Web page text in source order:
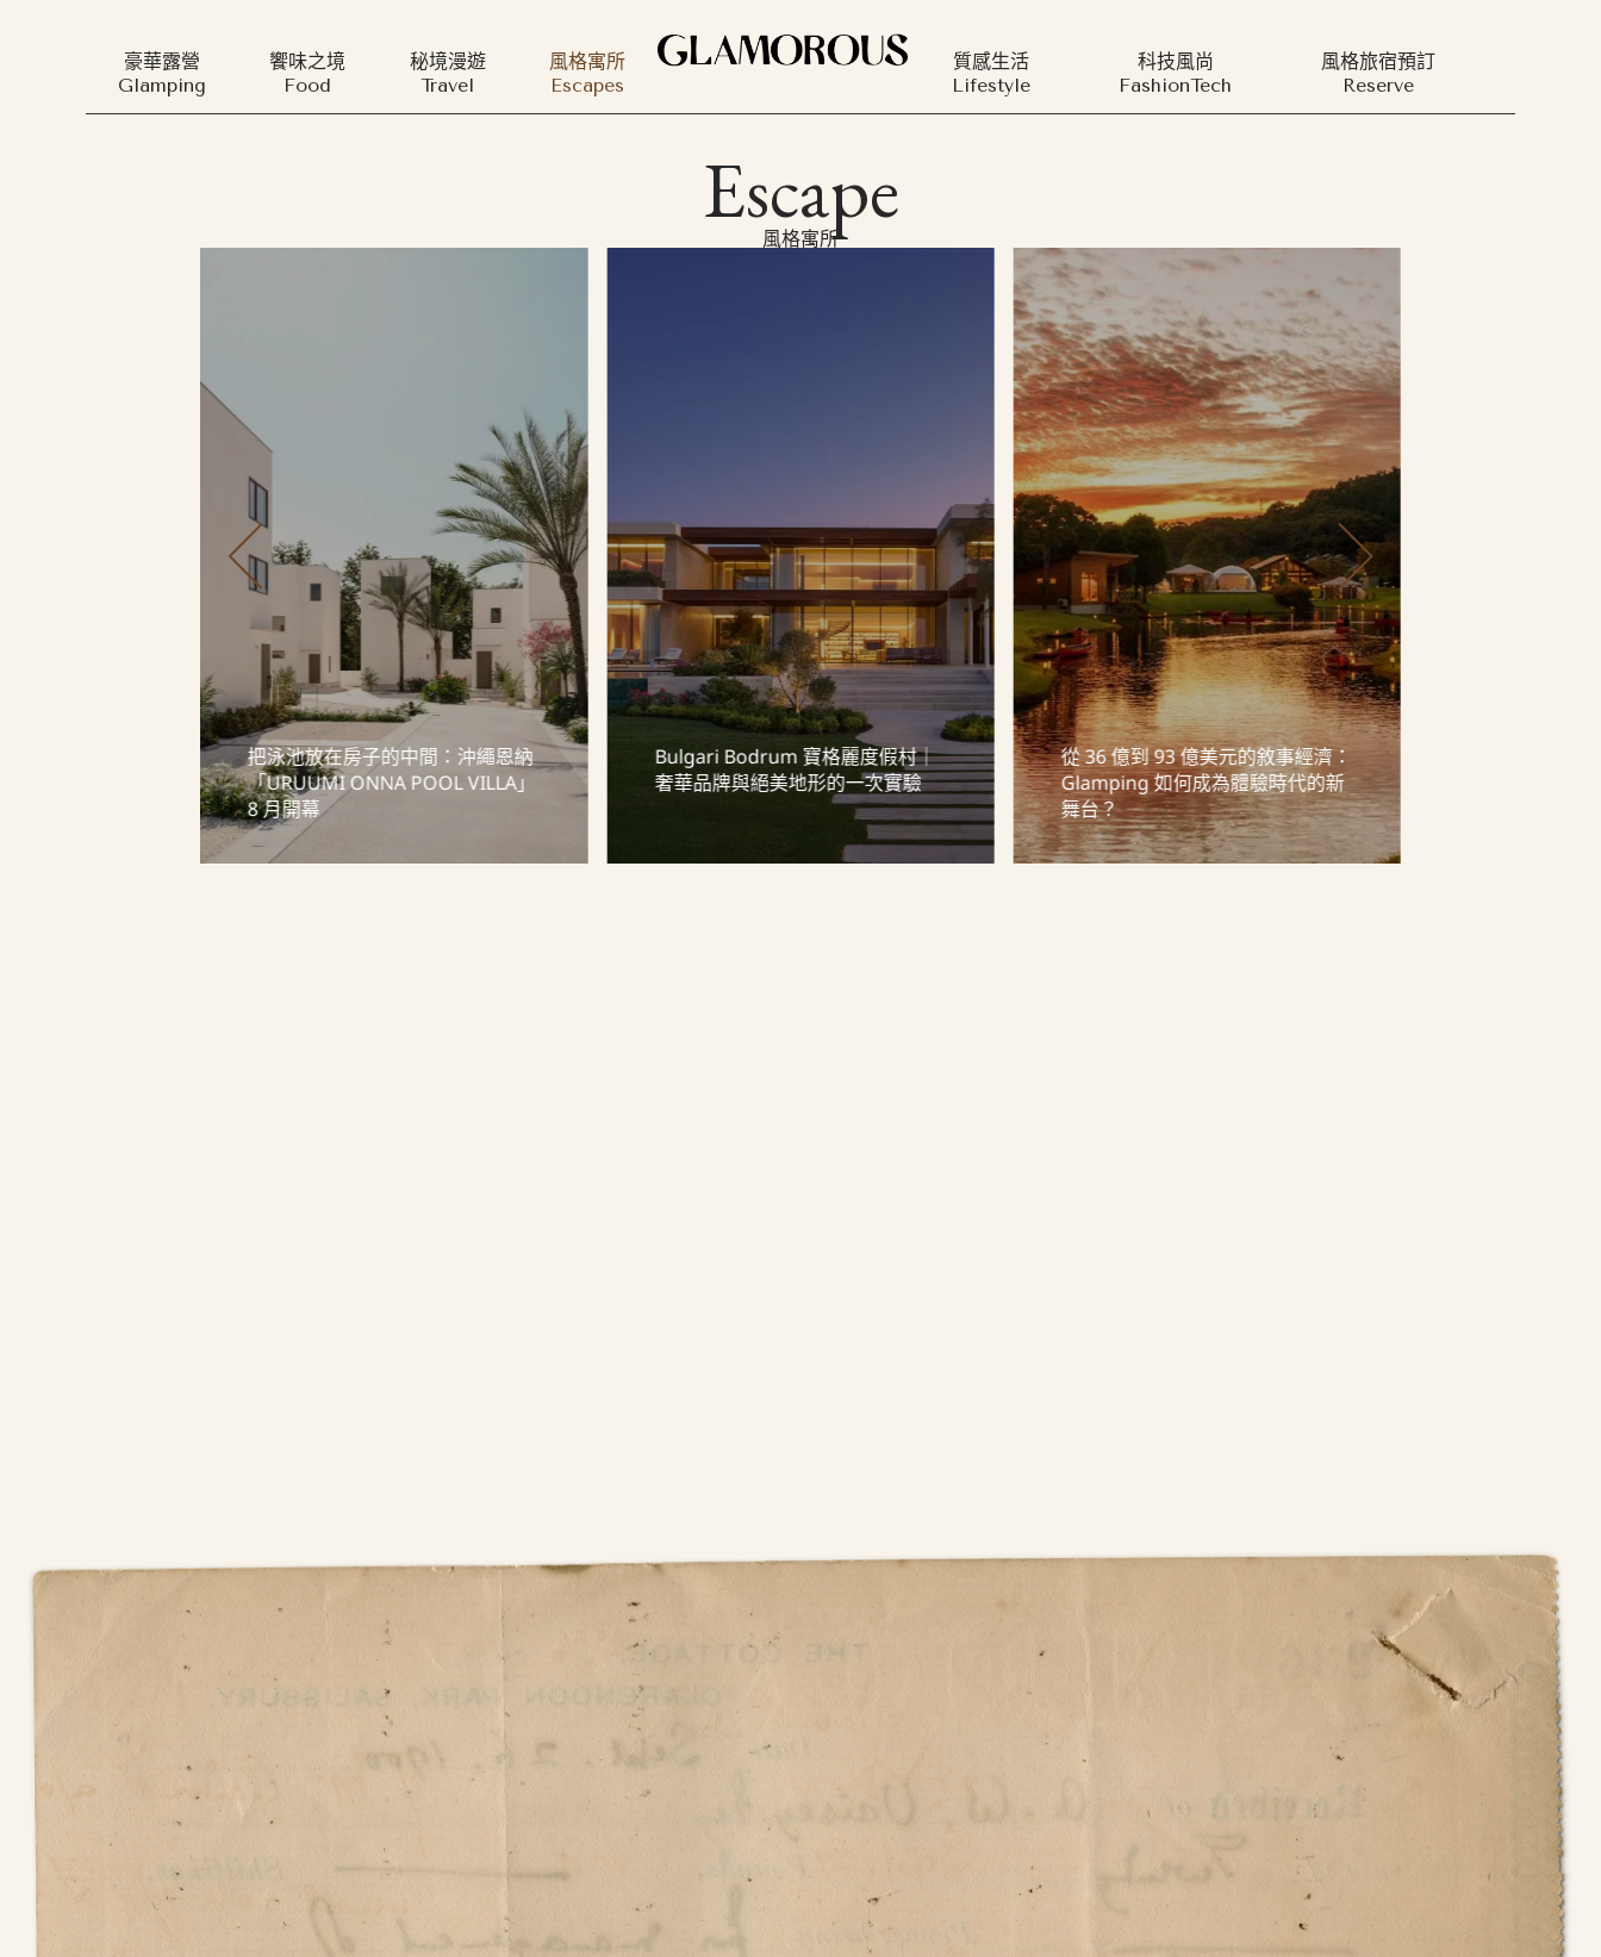
豪華露營
Glamping
饗味之境
Food
秘境漫遊
Travel
風格寓所
Escapes
質感生活
Lifestyle
科技風尚
FashionTech
風格旅宿預訂
Reserve
Escape
風格寓所
把泳池放在房子的中間：沖繩恩納
「URUUMI ONNA POOL VILLA」
8 月開幕
Bulgari Bodrum 寶格麗度假村｜
奢華品牌與絕美地形的一次實驗
從 36 億到 93 億美元的敘事經濟：
Glamping 如何成為體驗時代的新
舞台？